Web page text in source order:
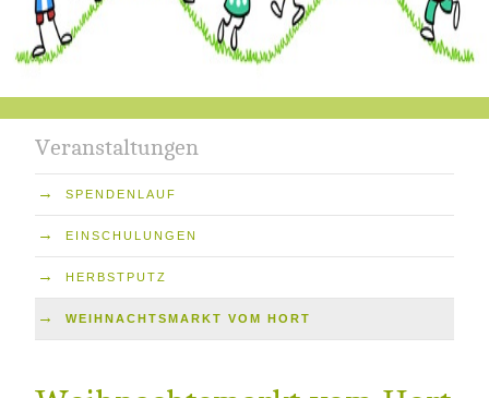
Veranstaltungen
→ SPENDENLAUF
→ EINSCHULUNGEN
→ HERBSTPUTZ
→ WEIHNACHTSMARKT VOM HORT